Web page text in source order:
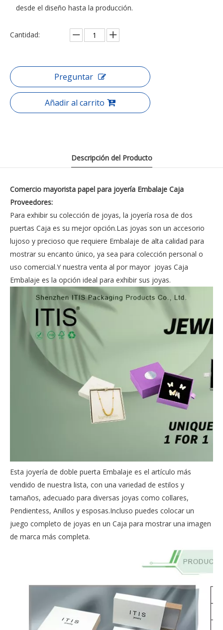
desde el diseño hasta la producción.
Cantidad:
Preguntar
Añadir al carrito
Descripción del Producto
Comercio mayorista papel para joyería Embalaje Caja
Proveedores:
Para exhibir su colección de joyas, la joyería rosa de dos
puertas Caja es su mejor opción.Las joyas son un accesorio
lujoso y precioso que requiere Embalaje de alta calidad para
mostrar su encanto único, ya sea para colección personal o
uso comercial.Y nuestra venta al por mayor joyas Caja
Embalaje es la opción ideal para exhibir sus joyas.
Esta joyería de doble puerta Embalaje es el artículo más
vendido de nuestra lista, con una variedad de estilos y
tamaños, adecuado para diversas joyas como collares,
Pendientess, Anillos y esposas.Incluso puedes colocar un
juego completo de joyas en un Caja para mostrar una imagen
de marca más completa.